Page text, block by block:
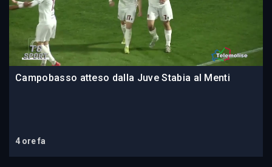
Campobasso atteso dalla Juve Stabia al Menti
4 ore fa